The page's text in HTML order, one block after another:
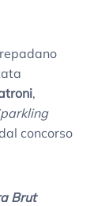
,
concorso
Brut